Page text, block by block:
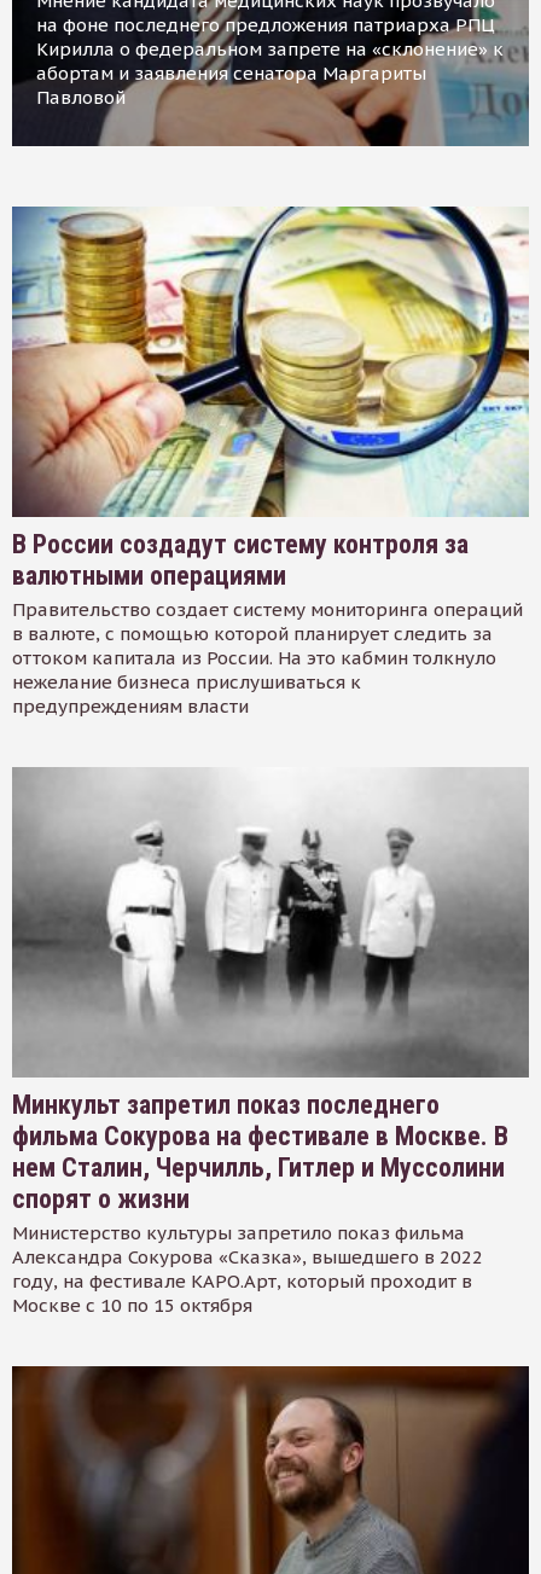
на фоне последнего предложения патриарха РПЦ
Кирилла о федеральном запрете на «склонение» к
абортам и заявления сенатора Маргариты
Павловой
В России создадут систему контроля за
валютными операциями
Правительство создает систему мониторинга операций
в валюте, с помощью которой планирует следить за
оттоком капитала из России. На это кабмин толкнуло
нежелание бизнеса прислушиваться к
предупреждениям власти
Минкульт запретил показ последнего
фильма Сокурова на фестивале в Москве. В
нем Сталин, Черчилль, Гитлер и Муссолини
спорят о жизни
Министерство культуры запретило показ фильма
Александра Сокурова «Сказка», вышедшего в 2022
году, на фестивале КАРО.Арт, который проходит в
Москве с 10 по 15 октября